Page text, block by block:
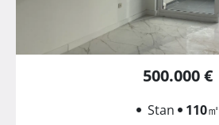
500.000 €
Stan 110㎡